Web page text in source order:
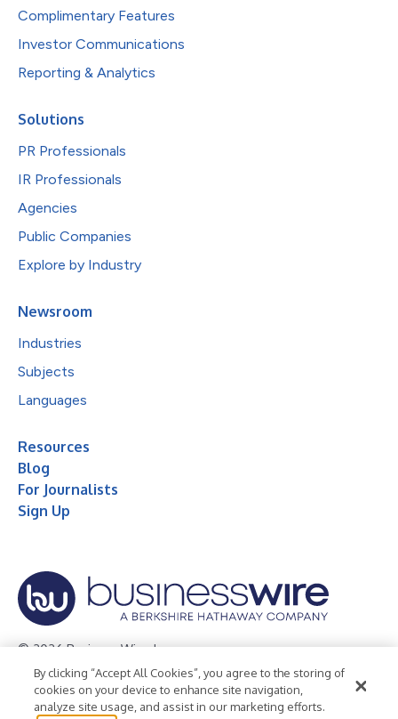
Complimentary Features
Investor Communications
Reporting & Analytics
Solutions
PR Professionals
IR Professionals
Agencies
Public Companies
Explore by Industry
Newsroom
Industries
Subjects
Languages
Resources
Blog
For Journalists
Sign Up
© 2026 Business Wire, Inc.
Privacy Policy Cookie Policy
Accessibility Statement
Terms of Use
Legal
By clicking “Accept All Cookies”, you agree to the storing of
cookies on your device to enhance site navigation,
analyze site usage, and assist in our marketing efforts.